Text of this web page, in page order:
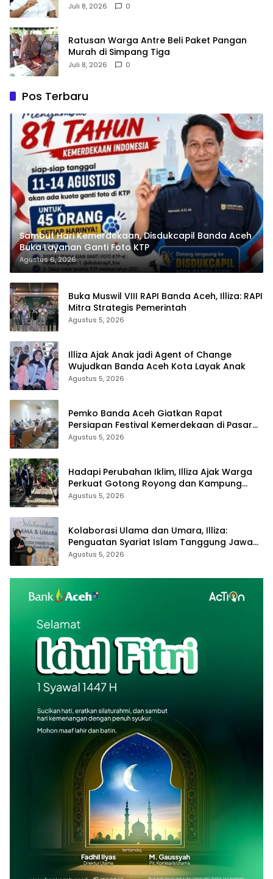
Juli 8, 2026 0
Ratusan Warga Antre Beli Paket Pangan
Murah di Simpang Tiga
Juli 8, 2026 0
Pos Terbaru
Sambut Hari Kemerdekaan, Disdukcapil Banda Aceh
Buka Layanan Ganti Foto KTP
Agustus 6, 2026
Buka Muswil VIII RAPI Banda Aceh, Illiza: RAPI
Mitra Strategis Pemerintah
Agustus 5, 2026
Illiza Ajak Anak jadi Agent of Change
Wujudkan Banda Aceh Kota Layak Anak
Agustus 5, 2026
Pemko Banda Aceh Giatkan Rapat
Persiapan Festival Kemerdekaan di Pasar
Atjeh
Agustus 5, 2026
Hadapi Perubahan Iklim, Illiza Ajak Warga
Perkuat Gotong Royong dan Kampung
Proklim
Agustus 5, 2026
Kolaborasi Ulama dan Umara, Illiza:
Penguatan Syariat Islam Tanggung Jawab
Bersama
Agustus 5, 2026